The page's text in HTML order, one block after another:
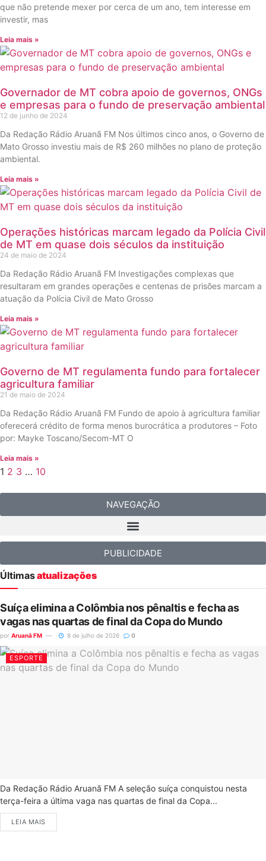
que não pretende mexer por cerca de um ano, tem interesse em
investir, mas
Leia mais »
Governador de MT cobra apoio de governos, ONGs
e empresas para o fundo de preservação ambiental
12 de junho de 2024
Da Redação Rádio Aruanã FM Nos últimos cinco anos, o Governo de
Mato Grosso investiu mais de R$ 260 milhões no plano de proteção
ambiental.
Leia mais »
Operações históricas marcam legado da Polícia Civil
de MT em quase dois séculos da instituição
24 de maio de 2024
Da Redação Rádio Aruanã FM Investigações complexas que
resultaram em grandes operações e centenas de prisões marcam a
atuação da Polícia Civil de Mato Grosso
Leia mais »
Governo de MT regulamenta fundo para fortalecer
agricultura familiar
21 de maio de 2024
Da Redação Rádio Aruanã FM Fundo de apoio à agricultura familiar
oferecerá crédito de forma menos burocrática a produtores – Foto
por: Mayke Toscano/Secom-MT O
Leia mais »
1 2 3 … 10
NAVEGAÇÃO
PUBLICIDADE
Últimasatualizações
Suíça elimina a Colômbia nos pênaltis e fecha as
vagas nas quartas de final da Copa do Mundo
por Aruanã FM 8 de julho de 2026 0
ESPORTE
Da Redação Rádio Aruanã FM A seleção suíça conquistou nesta
terça-feira a última vaga nas quartas de final da Copa...
LEIA MAIS